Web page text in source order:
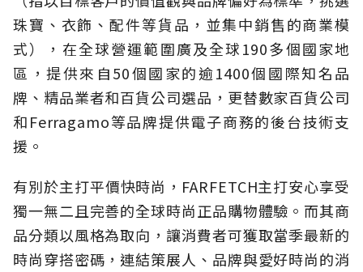
珠寶、衣飾、配件等貨品，並集中銷售的商業模
式），在全球營運範圍廣及全球190多個國家地
區，提供來自50個國家的逾1400個國際知名品
牌、精品業者和百貨公司選品，更替數家百貨公司
和Ferragamo等品牌提供電子商務的後台技術支
援。
有別於主打平價快時尚，FARFETCH主打安心享受
獨一無二且完善的全球時尚正品購物體驗。而其商
品分類以風格為取向，讓消費者可獲取當季最新的
時尚穿搭密碼，連結策展人、品牌與愛好時尚的消